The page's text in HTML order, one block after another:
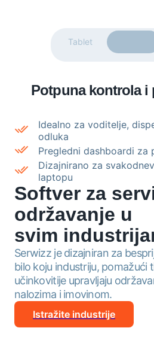
Tablet
Potpuna kontrola i
Idealno za voditelje,
odluka
Pregledni dashboardi za
Dizajnirano za
laptopu
Softver za
održavanje u
svim
Serwizz je dizajniran za
bilo koju industriju, pomažući
učinkovitije upravljaju
nalozima i imovinom.
Istražite industrije